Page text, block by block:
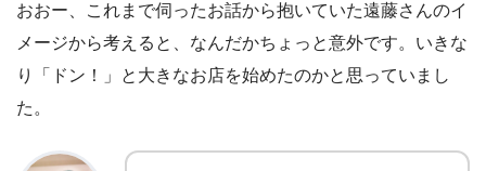
おおー、これまで伺ったお話から抱いていた遠藤さんのイ
メージから考えると、なんだかちょっと意外です。いきな
り「ドン！」と大きなお店を始めたのかと思っていまし
た。